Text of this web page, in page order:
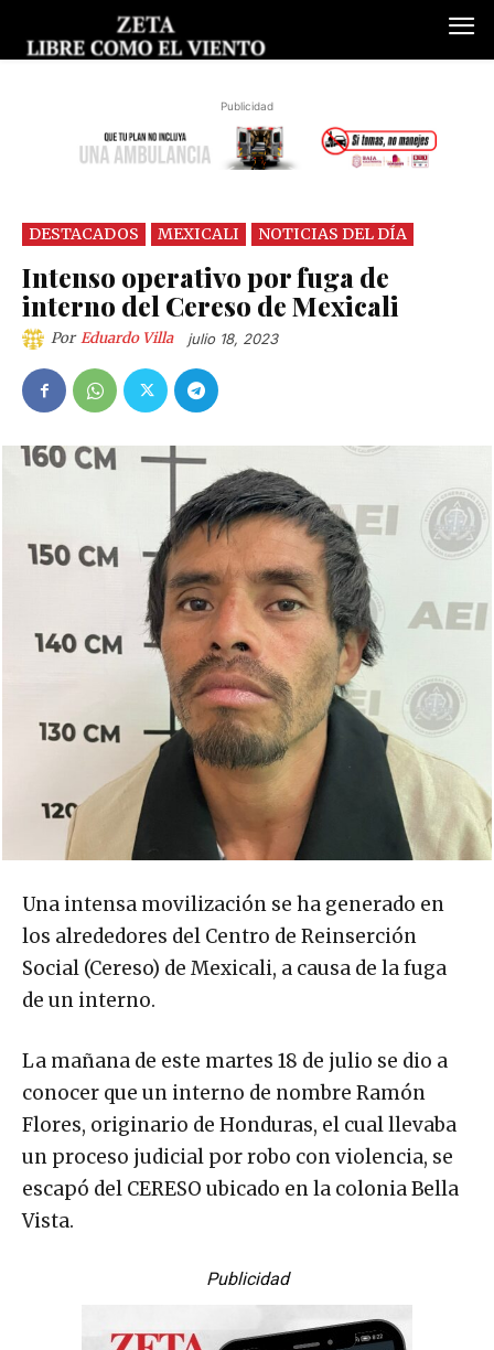
Publicidad
DESTACADOS MEXICALI NOTICIAS DEL DÍA
Intenso operativo por fuga de
interno del Cereso de Mexicali
Por Eduardo Villa julio 18, 2023
Una intensa movilización se ha generado en
los alrededores del Centro de Reinserción
Social (Cereso) de Mexicali, a causa de la fuga
de un interno.
La mañana de este martes 18 de julio se dio a
conocer que un interno de nombre Ramón
Flores, originario de Honduras, el cual llevaba
un proceso judicial por robo con violencia, se
escapó del CERESO ubicado en la colonia Bella
Vista.
Publicidad